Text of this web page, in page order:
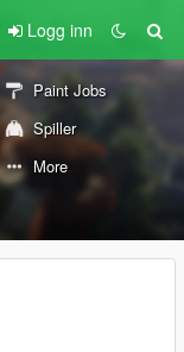
Logg inn
Paint Jobs
Spiller
More